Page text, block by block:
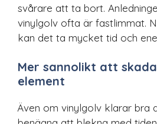
svårare att ta bort.
vinylgolv ofta är fastlimmat.
kan det ta mycket tid och
Mer sannolikt att
element
Även om vinylgolv klarar bra